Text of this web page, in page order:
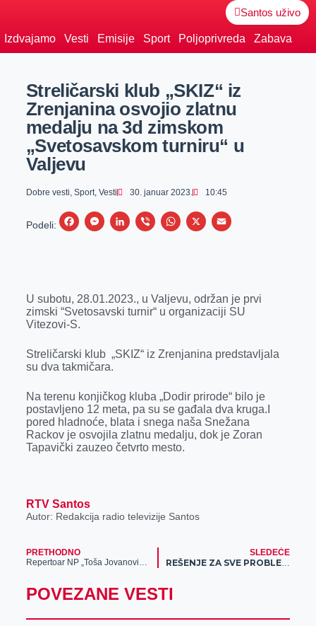
Santos uživo
Izdvajamo Vesti Emisije Sport Poljoprivreda Zabava
Streličarski klub „SKIZ“ iz
Zrenjanina osvojio zlatnu
medalju na 3d zimskom
„Svetosavskom turniru“ u
Valjevu
Dobre vesti, Sport, Vesti 30. januar 2023. 10:45
Podeli:
F
b
k
M
e
e
L
e
n
V
r
W
s
A
p
X
E
l
U subotu, 28.01.2023., u Valjevu, održan je prvi
zimski “Svetosavski turnir“ u organizaciji SU
Vitezovi-S.
Streličarski klub „SKIZ“ iz Zrenjanina predstavljala
su dva takmičara.
Na terenu konjičkog kluba „Dodir prirode“ bilo je
postavljeno 12 meta, pa su se gađala dva kruga.I
pored hladnoće, blata i snega naša Snežana
Rackov je osvojila zlatnu medalju, dok je Zoran
Tapavički zauzeo četvrto mesto.
RTV Santos
Autor: Redakcija radio televizije Santos
PRETHODNO
Repertoar NP „Toša Jovanović” za februar 2023.
SLEDEĆE
REŠENJE ZA SVE PROBLEME: Meridian brza uplata sve olakšava – idealni uslovi za uplatu depozita i kladjenje su tu!
POVEZANE VESTI